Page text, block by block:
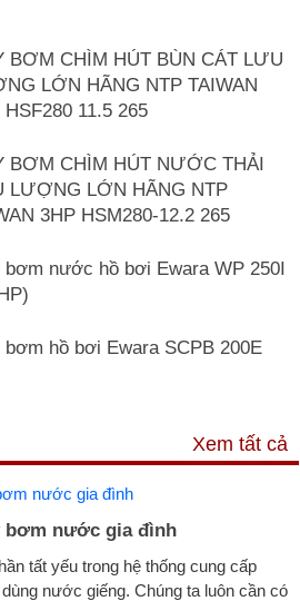
BƠM CHÌM HÚT BÙN CÁT LƯU
LỚN HÃNG NTP TAIWAN
HSF280 11.5 265
BƠM CHÌM HÚT NƯỚC THẢI
LƯỢNG LỚN HÃNG NTP
3HP HSM280-12.2 265
bơm nước hồ bơi Ewara WP 250I
bơm hồ bơi Ewara SCPB 200E
Xem tất cả
bơm nước gia đình
tất yếu trong hệ thống cung cấp
nước giếng. Chúng ta luôn cần có